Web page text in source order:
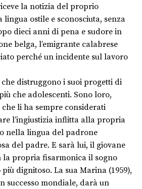
la notizia del proprio
ostile e sconosciuta, senza
dieci anni di pena e sudore in
belga, l’emigrante calabrese
perché un incidente sul lavoro
distruggono i suoi progetti di
che adolescenti. Sono loro,
che li ha sempre considerati
l’ingiustizia inflitta alla propria
nella lingua del padrone
del padre. E sarà lui, il giovane
la propria fisarmonica il sogno
dignitoso. La sua Marina (1959),
successo mondiale, darà un